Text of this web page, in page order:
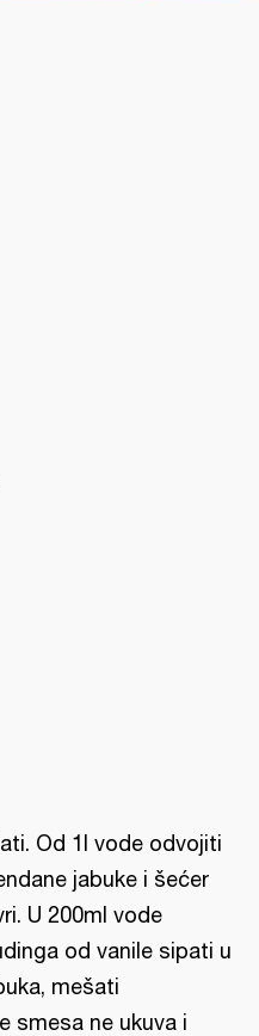
Od 1l vode odvojiti
jabuke i šećer
U 200ml vode
od vanile sipati u
mešati
smesa ne ukuva i